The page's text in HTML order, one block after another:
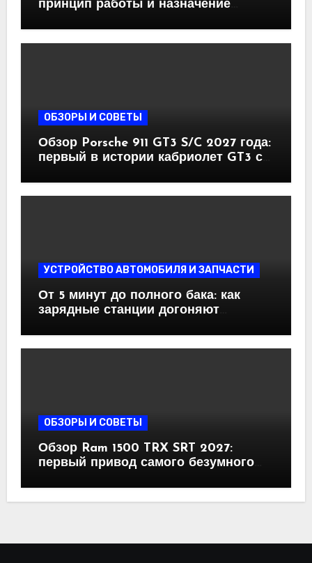
принцип работы и назначение
ОБЗОРЫ И СОВЕТЫ
Обзор Porsche 911 GT3 S/C 2027 года:
первый в истории кабриолет GT3 с
оппозитом
УСТРОЙСТВО АВТОМОБИЛЯ И ЗАПЧАСТИ
От 5 минут до полного бака: как
зарядные станции догоняют
ОБЗОРЫ И СОВЕТЫ
Обзор Ram 1500 TRX SRT 2027:
первый привод самого безумного